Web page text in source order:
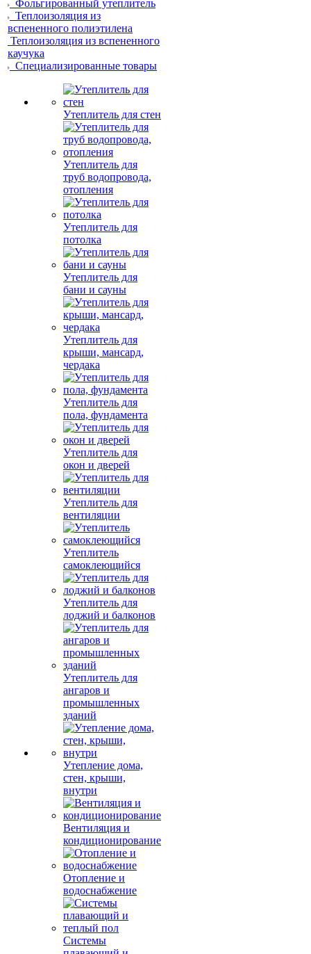
Фольгированный утеплитель
Теплоизоляция из
вспененного полиэтилена
Теплоизоляция из вспененного
каучука
Специализированные товары
Утеплитель для стен
Утеплитель для
труб водопровода,
отопления
Утеплитель для
потолка
Утеплитель для
бани и сауны
Утеплитель для
крыши, мансард,
чердака
Утеплитель для
пола, фундамента
Утеплитель для
окон и дверей
Утеплитель для
вентиляции
Утеплитель
самоклеющийся
Утеплитель для
лоджий и балконов
Утеплитель для
ангаров и
промышленных
зданий
Утепление дома,
стен, крыши,
внутри
Вентиляция и
кондиционирование
Отопление и
водоснабжение
Системы